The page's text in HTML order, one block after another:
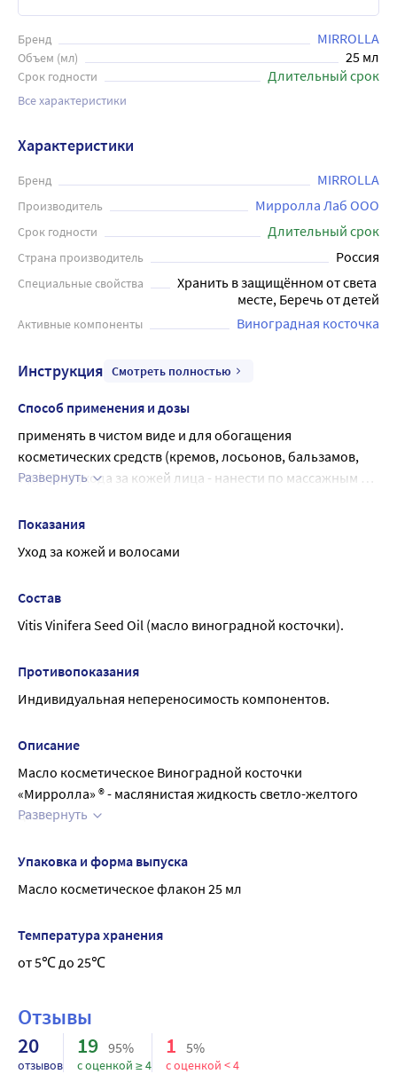
Бренд MIRROLLA
Объем (мл) 25 мл
Срок годности Длительный срок
Все характеристики
Характеристики
Бренд MIRROLLA
Производитель Мирролла Лаб ООО
Срок годности Длительный срок
Страна производитель Россия
Специальные свойства
Хранить в защищённом от света
месте, Беречь от детей
Активные компоненты Виноградная косточка
Инструкция Смотреть полностью
Способ применения и дозы
применять в чистом виде и для обогащения
косметических средств (кремов, лосьонов, бальзамов,
т.д.). Для ухода за кожей лица - нанести по массажным
масло на волосы. Время экспозиции до 120 мин.
Развернуть
Показания
Уход за кожей и волосами
Состав
Vitis Vinifera Seed Oil (масло виноградной косточки).
Противопоказания
Индивидуальная непереносимость компонентов.
Описание
Масло косметическое Виноградной косточки
«Мирролла» ® - маслянистая жидкость светло-желтого
цвета
консервантов, без красителей, не содержит парабенов
загрязнение и образование черных точек, сужению пор,
упругости и сокращению мелких морщин. Замедляет
процесс старения кожи, матируя ее. Подходит для
Результат: Уход и регенерация
Развернуть
Упаковка и форма выпуска
Масло косметическое флакон 25 мл
Температура хранения
от 5℃ до 25℃
Отзывы
20
отзывов
19 95%
с оценкой ≥ 4
1 5%
с оценкой < 4